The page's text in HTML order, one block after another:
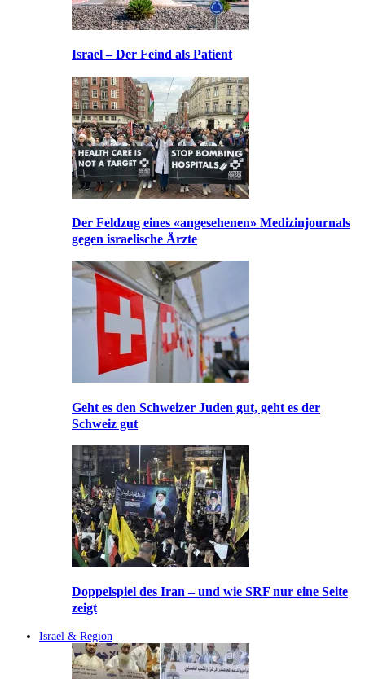
Israel – Der Feind als Patient
Der Feldzug eines «angesehenen» Medizinjournals
gegen israelische Ärzte
Geht es den Schweizer Juden gut, geht es der
Schweiz gut
Doppelspiel des Iran – und wie SRF nur eine Seite
zeigt
Israel & Region